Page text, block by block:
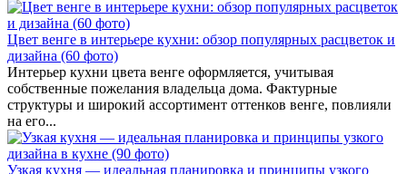
Цвет венге в интерьере кухни: обзор популярных расцветок и
дизайна (60 фото)
Интерьер кухни цвета венге оформляется, учитывая
собственные пожелания владельца дома. Фактурные
структуры и широкий ассортимент оттенков венге, повлияли
на его...
Узкая кухня — идеальная планировка и принципы узкого